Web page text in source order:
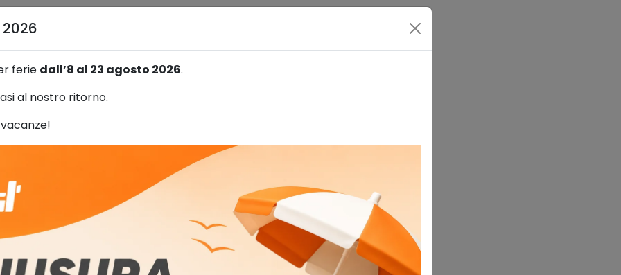
c
q
u
n
i
t
Flex, Ultraflex, Suola Tpu-Skin, SlimCap.
ferie dall’8 al 23 agosto 2026.
al nostro ritorno.